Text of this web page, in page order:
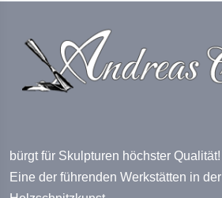
bürgt für Skulpturen höchster Qualität!
Eine der führenden Werkstätten in der